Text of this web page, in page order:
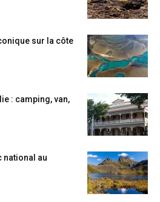
sur la côte
: camping, van,
national au